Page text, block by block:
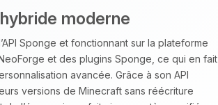
moderne
Sponge et fonctionnant sur la plateforme
et des plugins Sponge, ce qui en fait
avancée. Grâce à son API
versions de Minecraft sans réécriture